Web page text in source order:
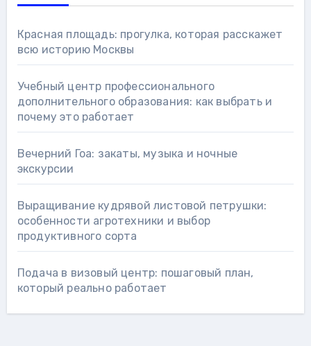
Красная площадь: прогулка, которая расскажет
всю историю Москвы
Учебный центр профессионального
дополнительного образования: как выбрать и
почему это работает
Вечерний Гоа: закаты, музыка и ночные
экскурсии
Выращивание кудрявой листовой петрушки:
особенности агротехники и выбор
продуктивного сорта
Подача в визовый центр: пошаговый план,
который реально работает